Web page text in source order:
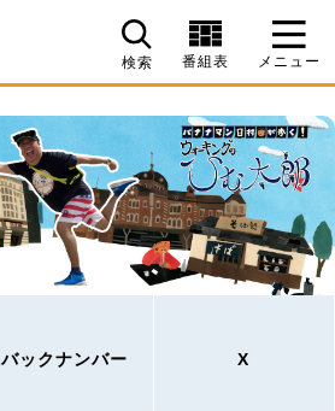
検索 番組表 メニュー
バックナンバー X